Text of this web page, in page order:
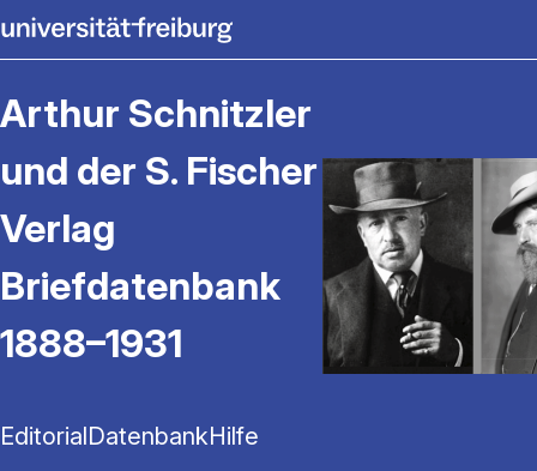
Arthur Schnitzler
und der S. Fischer
Verlag
Briefdatenbank
1888–1931
EditorialDatenbankHilfe